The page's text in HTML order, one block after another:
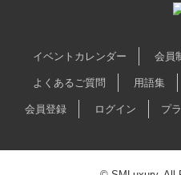
イベントカレンダー 会員
よくあるご質問 用語集
会員登録 ログイン プ